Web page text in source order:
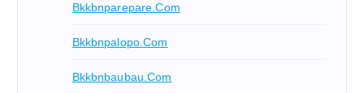
Bkkbnparepare.com
Bkkbnpalopo.com
Bkkbnbaubau.com